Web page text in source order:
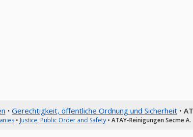
• Gerechtigkeit, öffentliche Ordnung und Sicherheit•
• Justice, Public Order and Safety• ATAY-Reinigungen Secme A.